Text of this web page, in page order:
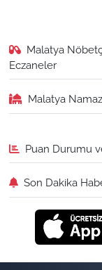
Malatya
Eczaneler
Malatya
Puan Durumu
Son Dakika